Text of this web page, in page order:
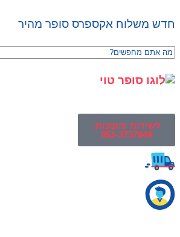
חדש משלוח אקספרס סופר מהיר
לשירות והזמנות:
053-3737944